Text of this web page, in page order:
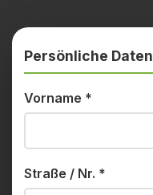
Persönliche Daten
Vorname *
Straße / Nr. *